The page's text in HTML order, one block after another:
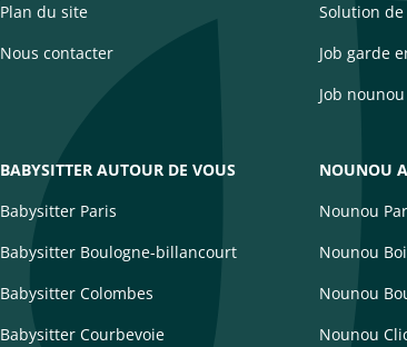
Plan du site
Nous contacter
Solution
Job garde
Job nounou
BABYSITTER AUTOUR DE VOUS
Babysitter Paris
Babysitter Boulogne-billancourt
Babysitter Colombes
Babysitter Courbevoie
NOUNOU
Nounou
Nounou
Nounou
Nounou